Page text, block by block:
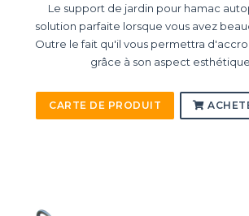
Le support de jardin pour hamac
solution parfaite lorsque vous avez
Outre le fait qu'il vous permettra
grâce à son aspect esthétique
CARTE DE PRODUIT